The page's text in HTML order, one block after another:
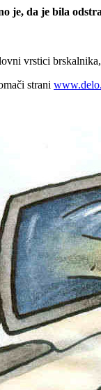
je, da je bila
vrstici
strani